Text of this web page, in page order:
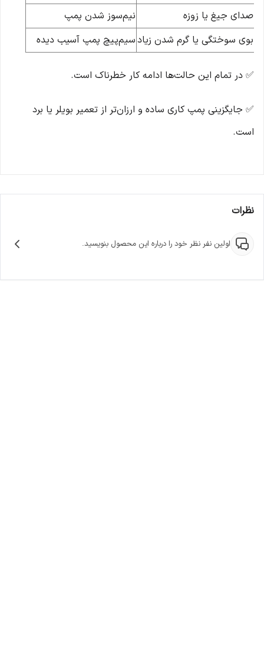
صدای جیغ یا زوزه
نیم‌سوز شدن پمپ
بوی سوختگی یا گرم شدن زیادسیم‌پیچ پمپ آسیب دیده
✅ در تمام این حالت‌ها ادامه کار خطرناک است.
✅ جایگزینی پمپ کاری ساده و ارزان‌تر از تعمیر بویلر یا برد
است.
نظرات
اولین نفر نظر خود را درباره این محصول بنویسید.